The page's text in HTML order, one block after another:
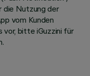
die Nutzung der
vom Kunden
vor, bitte iGuzzini für